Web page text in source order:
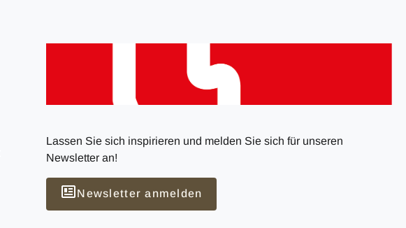
Lassen Sie sich inspirieren und melden Sie sich für unseren
Newsletter an!
Newsletter anmelden